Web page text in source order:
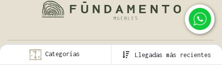
Categorías Llegadas más recientes
La empresa